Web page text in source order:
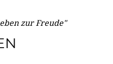
zur Freude"